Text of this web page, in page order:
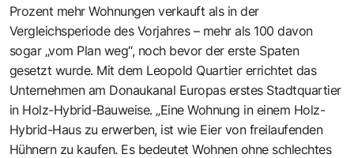
Prozent mehr Wohnungen verkauft als in der
Vergleichsperiode des Vorjahres – mehr als 100 davon
sogar „vom Plan weg“, noch bevor der erste Spaten
gesetzt wurde. Mit dem Leopold Quartier errichtet das
Unternehmen am Donaukanal Europas erstes Stadtquartier
in Holz-Hybrid-Bauweise. „Eine Wohnung in einem Holz-
Hybrid-Haus zu erwerben, ist wie Eier von freilaufenden
Hühnern zu kaufen. Es bedeutet Wohnen ohne schlechtes